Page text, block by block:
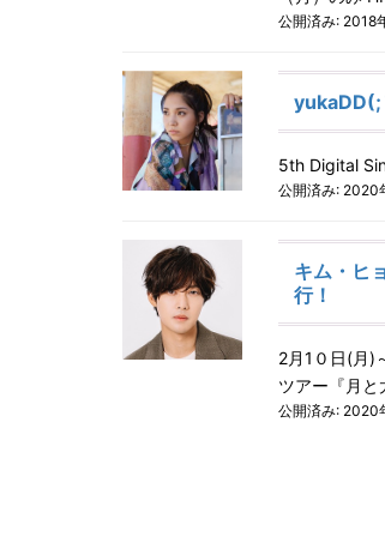
公開済み: 2018
5th Digital
公開済み: 2020
キム・ヒ
行！
2月1０日(月)
ツアー『月と
公開済み: 2020